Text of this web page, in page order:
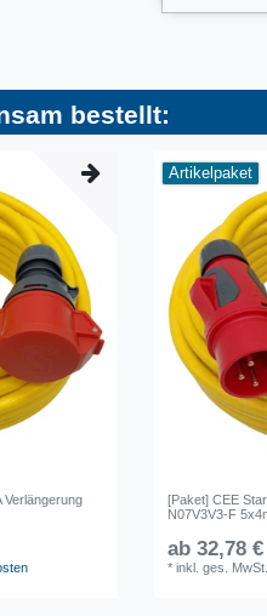
bestellt:
Verlängerung
Artikelpaket
[Paket] CEE
N07V3V3-F
ab 32,78
*inkl. ges. MwSt.